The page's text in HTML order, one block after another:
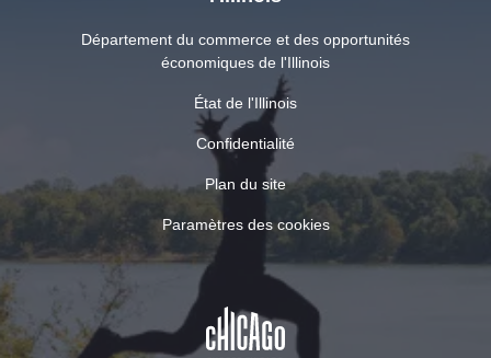
Département du commerce et des opportunités
économiques de l'Illinois
État de l'Illinois
Confidentialité
Plan du site
Paramètres des cookies